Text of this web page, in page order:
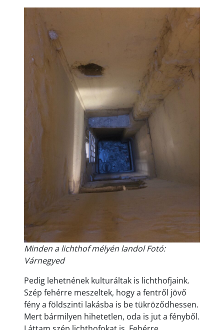
Minden a lichthof mélyén landol Fotó:
Várnegyed
Pedig lehetnének kulturáltak is lichthofjaink.
Szép fehérre meszeltek, hogy a fentről jövő
fény a földszinti lakásba is be tükröződhessen.
Mert bármilyen hihetetlen, oda is jut a fényből.